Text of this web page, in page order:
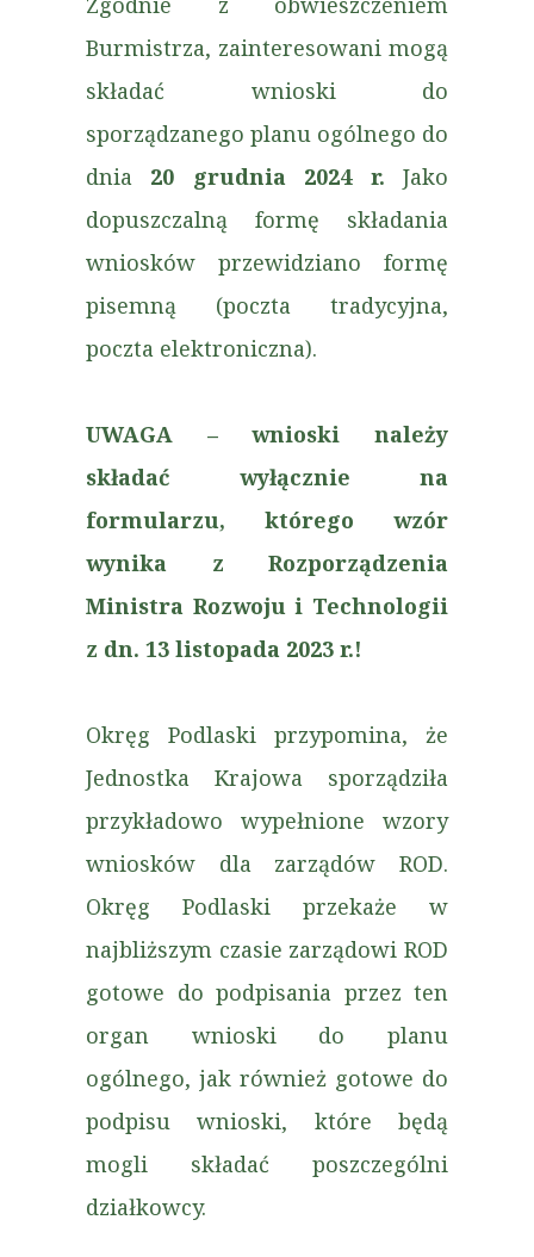
Burmistrza, zainteresowani mogą
składać wnioski do
sporządzanego planu ogólnego do
dnia 20 grudnia 2024 r.Jako
dopuszczalną formę składania
wniosków przewidziano formę
pisemną (poczta tradycyjna,
poczta elektroniczna).
UWAGA – wnioski należy
składać wyłącznie na
formularzu, którego wzór
wynika z Rozporządzenia
Ministra Rozwoju i Technologii
z dn. 13 listopada 2023 r.!
Okręg Podlaski przypomina, że
Jednostka Krajowa sporządziła
przykładowo wypełnione wzory
wniosków dla zarządów ROD.
Okręg Podlaski przekaże w
najbliższym czasie zarządowi ROD
gotowe do podpisania przez ten
organ wnioski do planu
ogólnego, jak również gotowe do
podpisu wnioski, które będą
mogli składać poszczególni
działkowcy.